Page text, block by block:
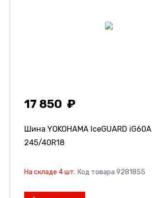
17 850
Шина YOKOHAMA IceGUARD iG60A
245/40R18
На складе 4 шт. Код товара 9281855